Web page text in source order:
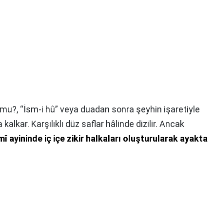
“İsm-i hû” veya duadan sonra şeyhin işaretiyle
Karşılıklı düz saflar hâlinde dizilir. Ancak
ayininde iç içe zikir halkaları oluşturularak ayakta